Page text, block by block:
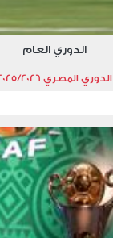
الدوري العام
الدوري المصري 2025/2026